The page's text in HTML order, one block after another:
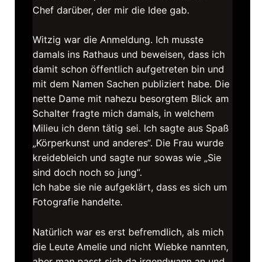
Chef darüber, der mir die Idee gab.
Witzig war die Anmeldung. Ich musste
damals ins Rathaus und beweisen, dass ich
damit schon öffentlich aufgetreten bin und
mit dem Namen Sachen publiziert habe. Die
nette Dame mit nahezu besorgtem Blick am
Schalter fragte mich damals, in welchem
Milieu ich denn tätig sei. Ich sagte aus Spaß
„Körperkunst und anderes“. Die Frau wurde
kreidebleich und sagte nur sowas wie „Sie
sind doch noch so jung“.
Ich habe sie nie aufgeklärt, dass es sich um
Fotografie handelte.
Natürlich war es erst befremdlich, als mich
die Leute Amelie und nicht Wiebke nannten,